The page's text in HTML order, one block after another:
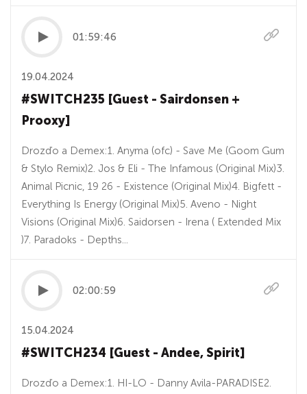
01:59:46
19.04.2024
#SWITCH235 [Guest - Sairdonsen +
Prooxy]
Drozďo a Demex:1. Anyma (ofc) - Save Me (Goom Gum
& Stylo Remix)2. Jos & Eli - The Infamous (Original Mix)3.
Animal Picnic, 19 26 - Existence (Original Mix)4. Bigfett -
Everything Is Energy (Original Mix)5. Aveno - Night
Visions (Original Mix)6. Saidorsen - Irena ( Extended Mix
)7. Paradoks - Depths...
02:00:59
15.04.2024
#SWITCH234 [Guest - Andee, Spirit]
Drozďo a Demex:1. HI-LO - Danny Avila-PARADISE2.